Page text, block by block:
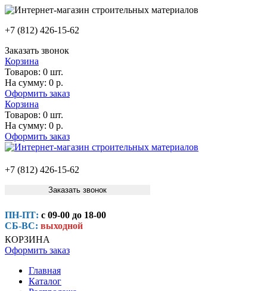
+7 (812) 426-15-62
Заказать звонок
Корзина
Товаров: 0 шт.
На сумму: 0 р.
Оформить заказ
Корзина
Товаров: 0 шт.
На сумму: 0 р.
Оформить заказ
+7 (812) 426-15-62
Заказать звонок
ПН-ПТ: с 09-00 до 18-00
СБ-ВС: выходной
КОРЗИНА
Оформить заказ
Главная
Каталог